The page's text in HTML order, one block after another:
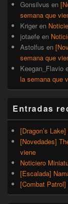
Gonsilvus en
semana que
Kriger en
jotaefe en
Astolfus en
semana que
Keegan_Flavio
la semana que
Entradas
[Dragon’s
[Novedades]
viene
Noticiero
[Escalada]
[Combat Patrol]